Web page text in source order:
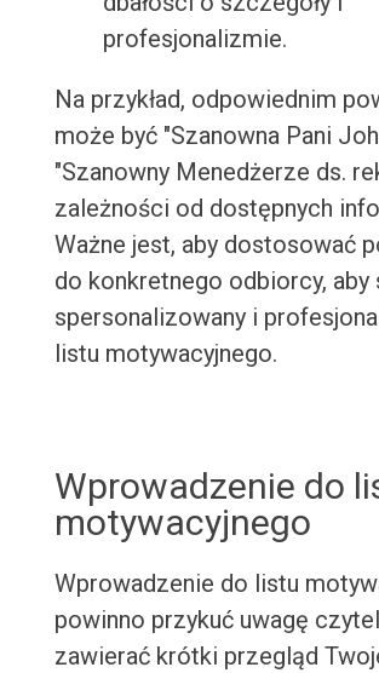
profesjonalizmie.
Na przykład, odpowiednim
może być "Szanowna Pani
"Szanowny Menedżerze ds.
zależności od dostępnych
Ważne jest, aby dostosować
do konkretnego odbiorcy,
spersonalizowany i
listu motywacyjnego.
Wprowadzenie do
motywacyjnego
Wprowadzenie do listu
powinno przykuć uwagę
zawierać krótki przegląd